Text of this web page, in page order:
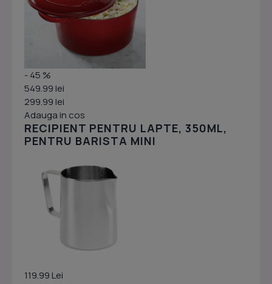
- 45 %
549.99 lei
299.99 lei
Adauga in cos
RECIPIENT PENTRU LAPTE, 350ML,
PENTRU BARISTA MINI
119.99 Lei